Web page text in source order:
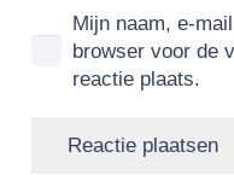
Mijn naam, e-
browser voor de
reactie plaats.
Reactie plaatsen